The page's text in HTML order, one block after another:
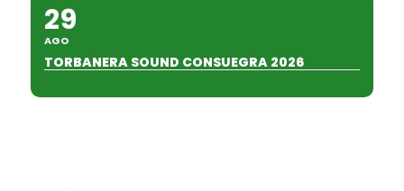
29
AGO
TORBANERA SOUND CONSUEGRA 2026